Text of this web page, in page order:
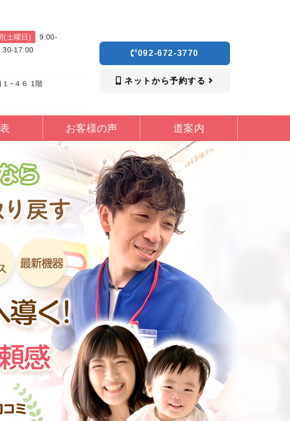
(土曜日)
9:00-
17:00
１−４６ 1階
092-672-3770
ネットから予約する
お客様の声 道案内